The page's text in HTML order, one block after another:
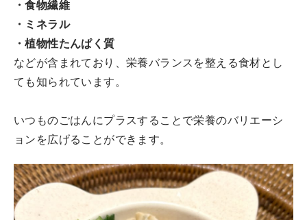
・食物繊維
・ミネラル
・植物性たんぱく質
などが含まれており、栄養バランスを整える食材とし
ても知られています。
いつものごはんにプラスすることで栄養のバリエーシ
ョンを広げることができます。